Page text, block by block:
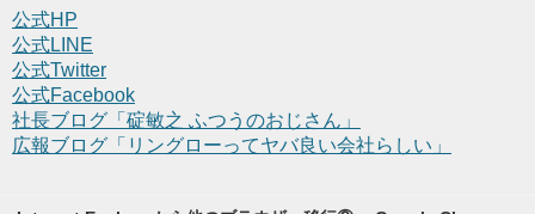
公式HP
公式LINE
公式Twitter
公式Facebook
社長ブログ「碇敏之 ふつうのおじさん」
広報ブログ「リングローってヤバ良い会社らしい」